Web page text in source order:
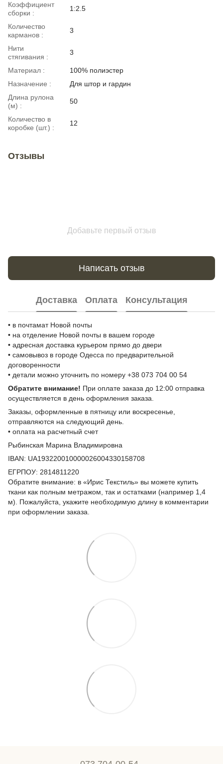
Коэффициент
сборки :
1:2.5
Количество
карманов :
3
Нити
стягивания :
3
Материал :
100% полиэстер
Назначение :
Для штор и гардин
Длина рулона
(м) :
50
Количество в
коробке (шт.) :
12
Отзывы
Добавьте первый отзыв
Написать отзыв
Доставка Оплата Консультация
• в почтамат Новой почты
• на отделение Новой почты в вашем городе
• адресная доставка курьером прямо до двери
• самовывоз в городе Одесса по предварительной
договоренности
• детали можно уточнить по номеру +38 073 704 00 54
Обратите внимание! При оплате заказа до 12:00 отправка
осуществляется в день оформления заказа.
Заказы, оформленные в пятницу или воскресенье,
отправляются на следующий день.
• оплата на расчетный счет
Рыбинская Марина Владимировна
IBAN: UA193220010000026004330158708
ЕГРПОУ: 2814811220
Обратите внимание: в «Ирис Текстиль» вы можете купить
ткани как полным метражом, так и остатками (например 1,4
м). Пожалуйста, укажите необходимую длину в комментарии
при оформлении заказа.